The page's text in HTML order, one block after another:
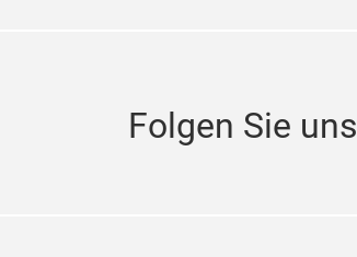
Folgen Sie uns